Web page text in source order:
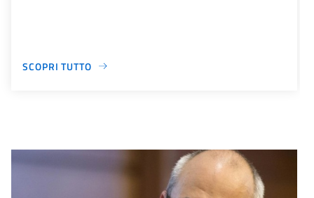
SCOPRI TUTTO